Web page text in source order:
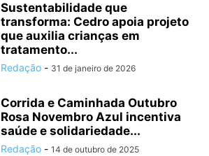
Sustentabilidade que
transforma: Cedro apoia projeto
que auxilia crianças em
tratamento...
Redação - 31 de janeiro de 2026
Corrida e Caminhada Outubro
Rosa Novembro Azul incentiva
saúde e solidariedade...
Redação - 14 de outubro de 2025